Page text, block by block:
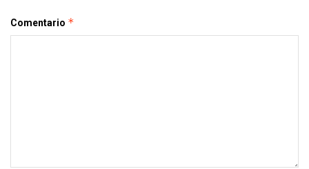
Comentario *